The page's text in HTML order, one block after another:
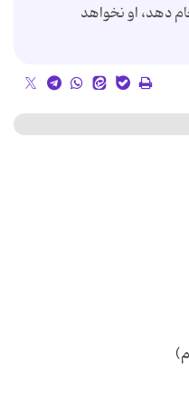
دهد، او نخواهد